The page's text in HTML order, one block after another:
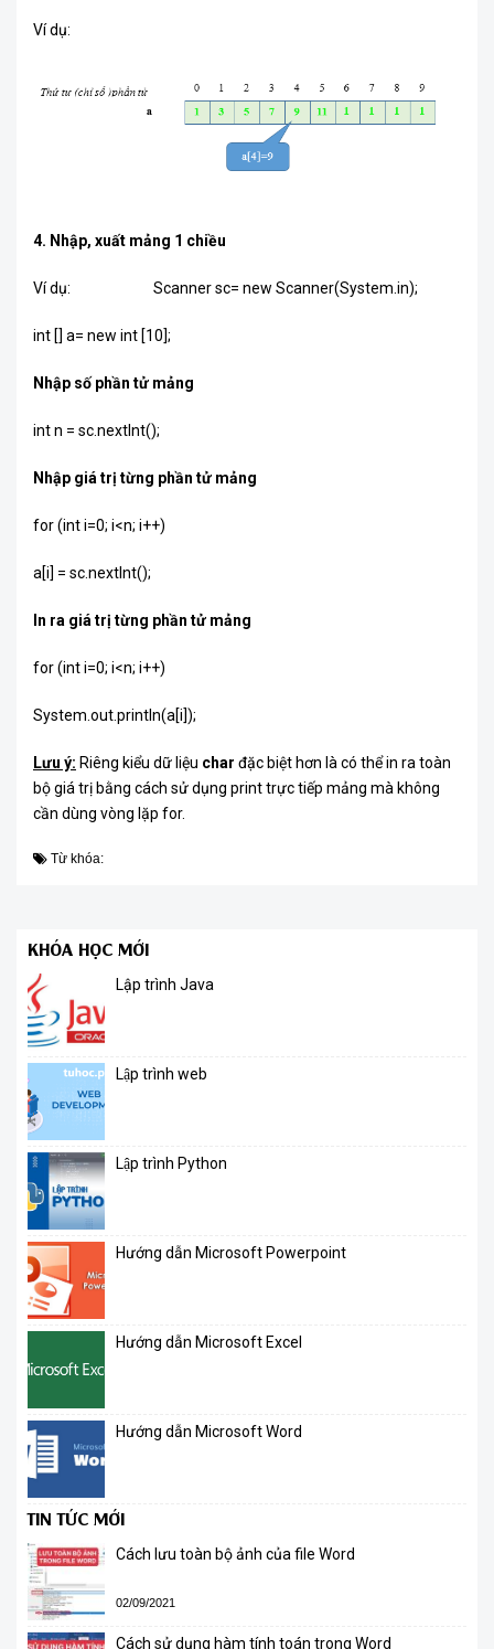
Ví dụ:
4. Nhập, xuất mảng 1 chiều
Ví dụ: Scanner sc= new Scanner(System.in);
int [] a= new int [10];
Nhập số phần tử mảng
int n = sc.nextInt();
Nhập giá trị từng phần tử mảng
for (int i=0; i<n; i++)
a[i] = sc.nextInt();
In ra giá trị từng phần tử mảng
for (int i=0; i<n; i++)
System.out.println(a[i]);
Lưu ý: Riêng kiểu dữ liệu char đặc biệt hơn là có thể in ra toàn
bộ giá trị bằng cách sử dụng print trực tiếp mảng mà không
cần dùng vòng lặp for.
Từ khóa:
KHÓA HỌC MỚI
Lập trình Java
Lập trình web
Lập trình Python
Hướng dẫn Microsoft Powerpoint
Hướng dẫn Microsoft Excel
Hướng dẫn Microsoft Word
TIN TỨC MỚI
Cách lưu toàn bộ ảnh của file Word
02/09/2021
Cách sử dụng hàm tính toán trong Word